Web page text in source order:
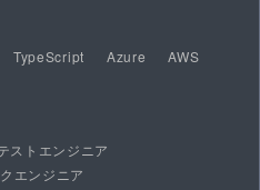
TypeScript Azure
AWS
ストエンジニア
エンジニア